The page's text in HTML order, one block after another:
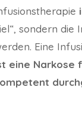
sondern die
Eine
eine Narkose